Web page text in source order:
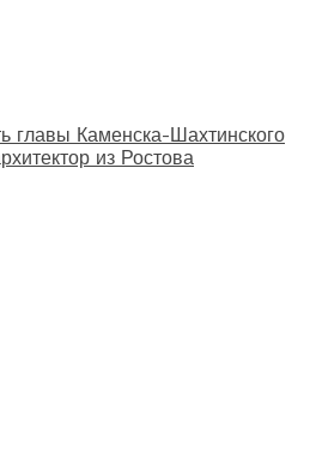
главы Каменска-Шахтинского
из Ростова